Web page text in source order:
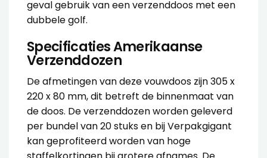
geval gebruik van eenverzenddoos met een
dubbele golf.
Specificaties Amerikaanse
Verzenddozen
De afmetingen van dezevouwdoos zijn 305 x
220 x 80 mm, dit betreft de binnenmaat van
de doos. Deverzenddozenworden geleverd
per bundel van 20 stuks en bij Verpakgigant
kan geprofiteerd worden van hoge